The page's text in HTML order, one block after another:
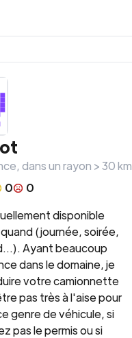
, dans un rayon >30km
0
0
disponible
(journée, soirée,
Ayant beaucoup
dans le domaine, je
votre camionnette
pas très à l'aise pour
genre de véhicule, si
pas le permis ou si